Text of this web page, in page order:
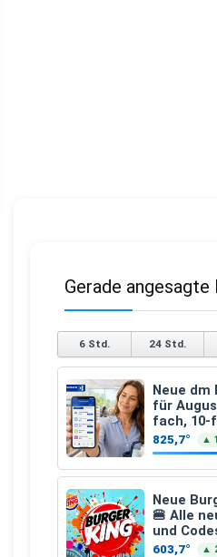
Gerade angesagte
6 Std. 24 Std.
Neue dm
für
fach, 10-
den
€
825,7° ▲ 1
Neue
🍔 Alle
und
603,7° ▲